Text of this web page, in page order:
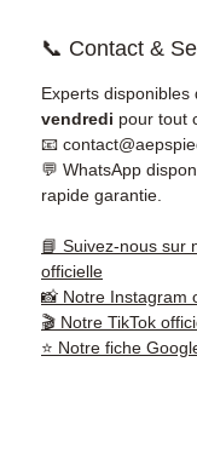
📞 Contact &
Experts disponibles
vendredi pour tout
📧
💬 WhatsApp
rapide garantie.
📘 Suivez-nous sur
officielle
📸 Notre Instagram
🎬 Notre TikTok
⭐ Notre fiche